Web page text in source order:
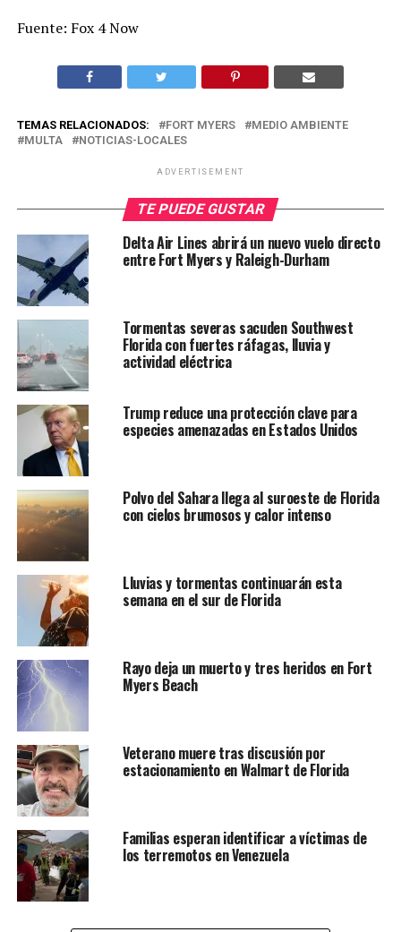
Fuente: Fox 4 Now
TEMAS RELACIONADOS: FORT MYERS
MEDIO AMBIENTE
MULTA
NOTICIAS-LOCALES
ADVERTISEMENT
TE PUEDE GUSTAR
Delta Air Lines abrirá un nuevo vuelo directo
entre Fort Myers y Raleigh-Durham
Tormentas severas sacuden Southwest
Florida con fuertes ráfagas, lluvia y
actividad eléctrica
Trump reduce una protección clave para
especies amenazadas en Estados Unidos
Polvo del Sahara llega al suroeste de Florida
con cielos brumosos y calor intenso
Lluvias y tormentas continuarán esta
semana en el sur de Florida
Rayo deja un muerto y tres heridos en Fort
Myers Beach
Veterano muere tras discusión por
estacionamiento en Walmart de Florida
Familias esperan identificar a víctimas de
los terremotos en Venezuela